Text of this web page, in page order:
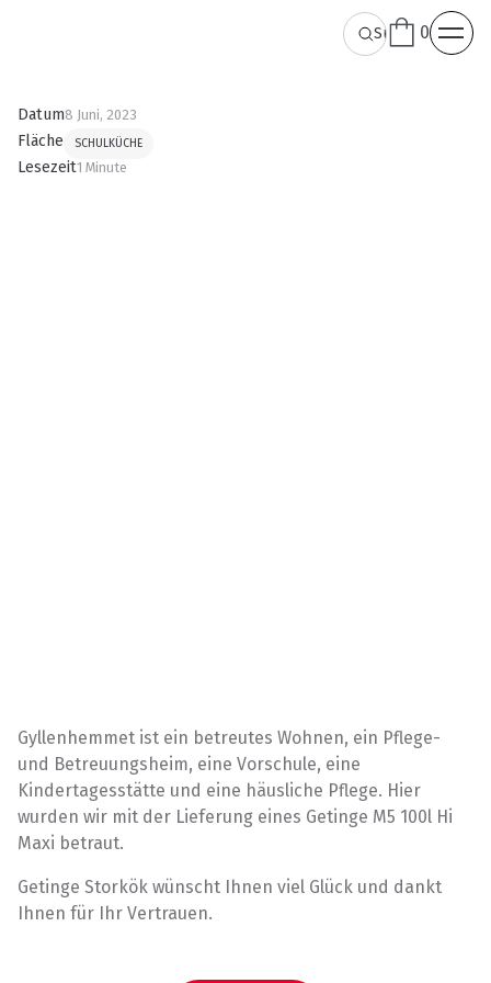
0
Datum8 Juni, 2023
Fläche SCHULKÜCHE
Lesezeit1 Minute
Gyllenhemmet ist ein betreutes Wohnen, ein Pflege-
und Betreuungsheim, eine Vorschule, eine
Kindertagesstätte und eine häusliche Pflege. Hier
wurden wir mit der Lieferung eines Getinge M5 100l Hi
Maxi betraut.
Getinge Storkök wünscht Ihnen viel Glück und dankt
Ihnen für Ihr Vertrauen.